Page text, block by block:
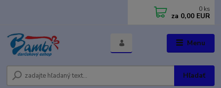
Menu
Hľadať
0 ks
za 0,00 EUR